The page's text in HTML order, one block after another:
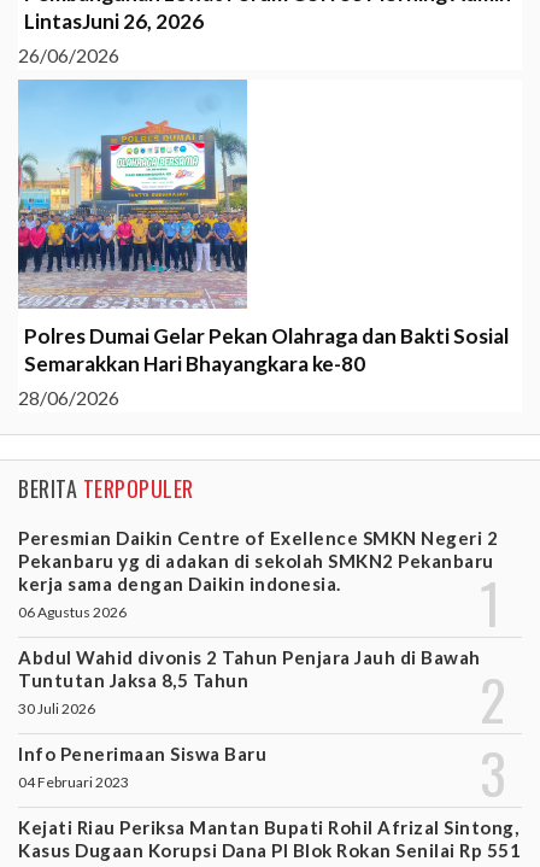
LintasJuni 26, 2026
26/06/2026
Polres Dumai Gelar Pekan Olahraga dan Bakti Sosial
Semarakkan Hari Bhayangkara ke-80
28/06/2026
BERITA TERPOPULER
Peresmian Daikin Centre of Exellence SMKN Negeri 2
Pekanbaru yg di adakan di sekolah SMKN2 Pekanbaru
kerja sama dengan Daikin indonesia.
06 Agustus 2026
Abdul Wahid divonis 2 Tahun Penjara Jauh di Bawah
Tuntutan Jaksa 8,5 Tahun
30 Juli 2026
Info Penerimaan Siswa Baru
04 Februari 2023
Kejati Riau Periksa Mantan Bupati Rohil Afrizal Sintong,
Kasus Dugaan Korupsi Dana PI Blok Rokan Senilai Rp 551